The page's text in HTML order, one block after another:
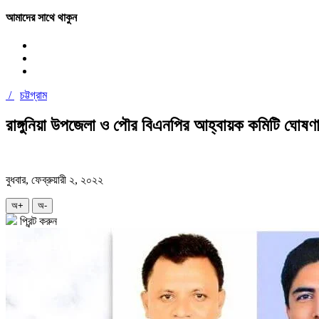
আমাদের সাথে থাকুন
/ চট্টগ্রাম
রাঙ্গুনিয়া উপজেলা ও পৌর বিএনপির আহ্বায়ক কমিটি ঘোষণা
বুধবার, ফেব্রুয়ারী ২, ২০২২
অ+ অ-
প্রিন্ট করুন